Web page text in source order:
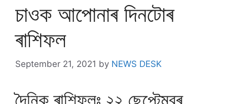
চাওক আপোনাৰ দিনটােৰ
ৰাশিফল
September 21, 2021 by NEWS DESK
দৈনিক ৰাশিফলঃ ২২ ছেপ্টেম্বৰ,